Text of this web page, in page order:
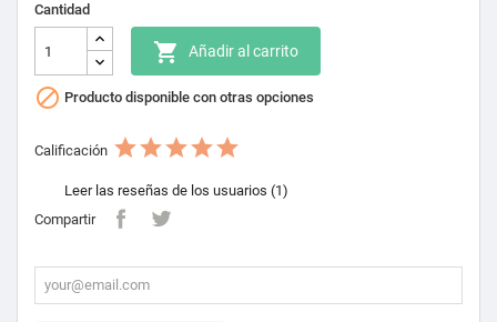
Cantidad
 Añadir al carrito
 Producto disponible con otras opciones
Calificación
Leer las reseñas de los usuarios (1)
Compartir